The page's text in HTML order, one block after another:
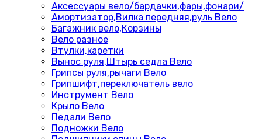
Аксессуары вело/бардачки,фары,фонари/
Амортизатор,Вилка передняя,руль Вело
Багажник вело,Корзины
Вело разное
Втулки,каретки
Вынос руля,Штырь седла Вело
Грипсы руля,рычаги Вело
Грипшифт,переключатель вело
Инструмент Вело
Крыло Вело
Педали Вело
Подножки Вело